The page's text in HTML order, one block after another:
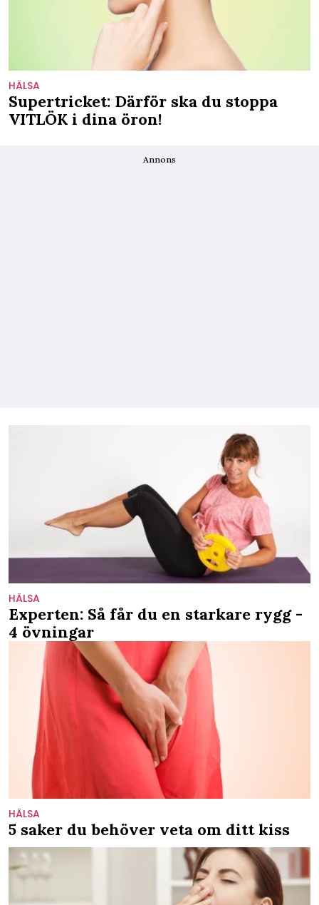
HÄLSA
Supertricket: Därför ska du stoppa
VITLÖK i dina öron!
Annons
HÄLSA
Experten: Så får du en starkare rygg -
4 övningar
HÄLSA
5 saker du behöver veta om ditt kiss